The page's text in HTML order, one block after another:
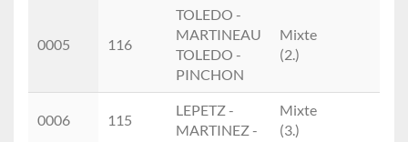
0005 116
TOLEDO -
MARTINEAU
TOLEDO -
PINCHON
Mixte
(2.)
0006 115
LEPETZ -
MARTINEZ -
Mixte
(3.)